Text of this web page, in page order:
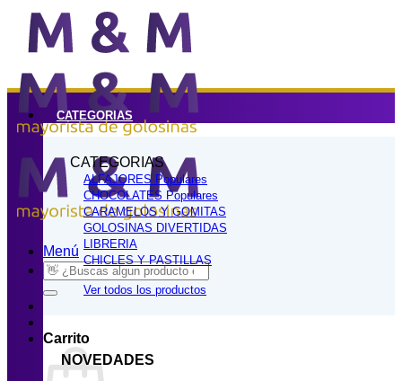
Saltar
contenido
Menú
Buscar
por:
Carrito
CATEGORIAS
CATEGORIAS
ALFAJORES
CHOCOLATES
CARAMELOS Y GOMITAS
GOLOSINAS DIVERTIDAS
LIBRERIA
CHICLES Y PASTILLAS
Ver todos los productos
NOVEDADES